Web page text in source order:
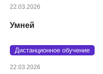
22.03.2026
Умней
Дистанционное обучение
22.03.2026